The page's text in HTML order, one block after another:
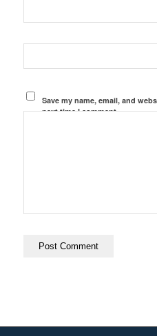
Save my name, email, and
next time I comment.